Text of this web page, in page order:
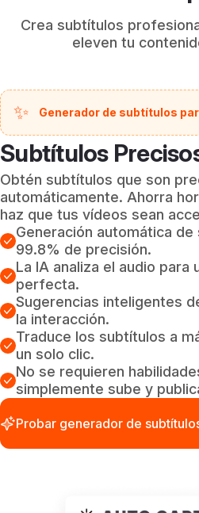
Crea subtítulos
eleven tu
✨ Generador de subtítulos
Subtítulos
Obtén subtítulos que son
automáticamente. Ahorra
haz que tus vídeos sean
Generación automática
99.8% de precisión.
La IA analiza el audio para
perfecta.
Sugerencias inteligentes
la interacción.
Traduce los subtítulos a
un solo clic.
No se requieren
simplemente sube y
Probar generador de